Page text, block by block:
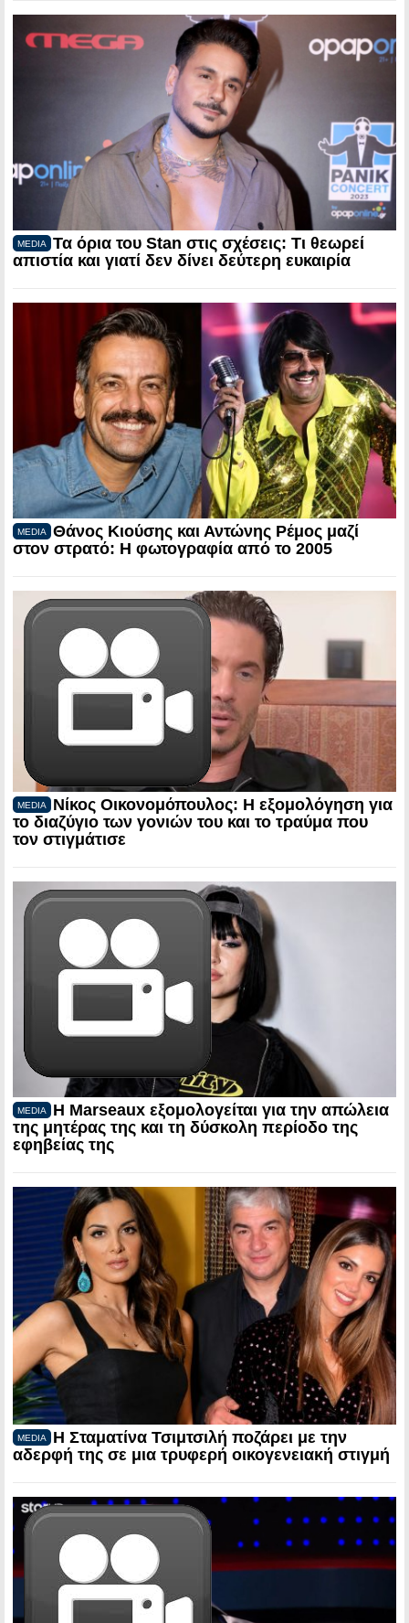
MEDIA
Τα όρια του Stan στις σχέσεις: Τι θεωρεί
απιστία και γιατί δεν δίνει δεύτερη ευκαιρία
MEDIA
Θάνος Κιούσης και Αντώνης Ρέμος μαζί
στον στρατό: Η φωτογραφία από το 2005
MEDIA
Νίκος Οικονομόπουλος: Η εξομολόγηση για
το διαζύγιο των γονιών του και το τραύμα που
τον στιγμάτισε
MEDIA
Η Marseaux εξομολογείται για την απώλεια
της μητέρας της και τη δύσκολη περίοδο της
εφηβείας της
MEDIA
Η Σταματίνα Τσιμτσιλή ποζάρει με την
αδερφή της σε μια τρυφερή οικογενειακή στιγμή